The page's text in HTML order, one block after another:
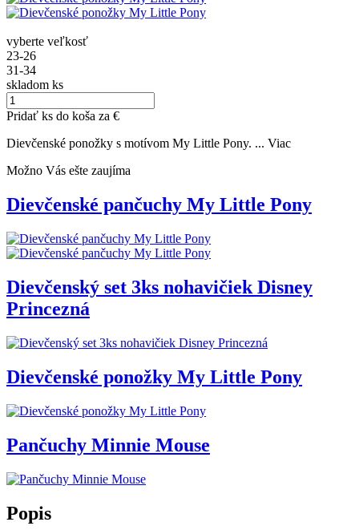
vyberte veľkosť
23-26
31-34
skladom ks
Pridať ks do koša za €
Dievčenské ponožky s motívom My Little Pony. ... Viac
Možno Vás ešte zaujíma
Dievčenské pančuchy My Little Pony
Dievčenský set 3ks nohavičiek Disney
Princezná
Dievčenské ponožky My Little Pony
Pančuchy Minnie Mouse
Popis